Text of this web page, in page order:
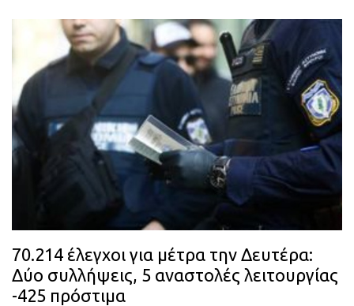
70.214 έλεγχοι για μέτρα την Δευτέρα:
Δύο συλλήψεις, 5 αναστολές λειτουργίας
-425 πρόστιμα